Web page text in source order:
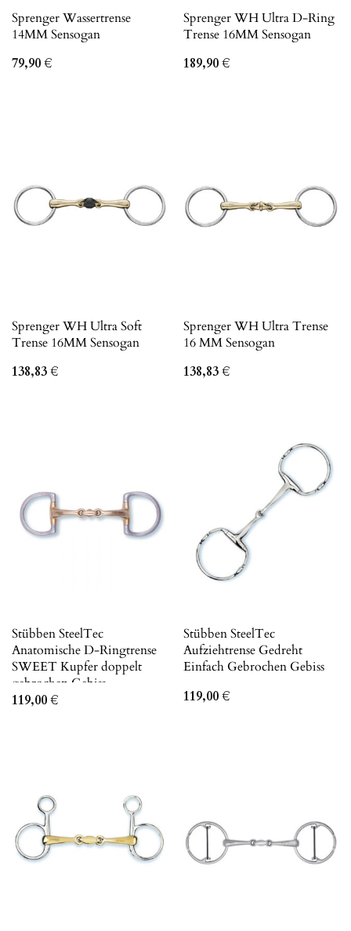
Sprenger Wassertrense
14MM Sensogan
79,90€
Sprenger WH Ultra D-Ring
Trense 16MM Sensogan
189,90€
Sprenger WH Ultra Soft
Trense 16MM Sensogan
138,83€
Sprenger WH Ultra Trense
16 MM Sensogan
138,83€
Stübben SteelTec
Anatomische D-Ringtrense
SWEET Kupfer doppelt
gebrochen Gebiss
119,00€
Stübben SteelTec
Aufziehtrense Gedreht
Einfach Gebrochen Gebiss
119,00€